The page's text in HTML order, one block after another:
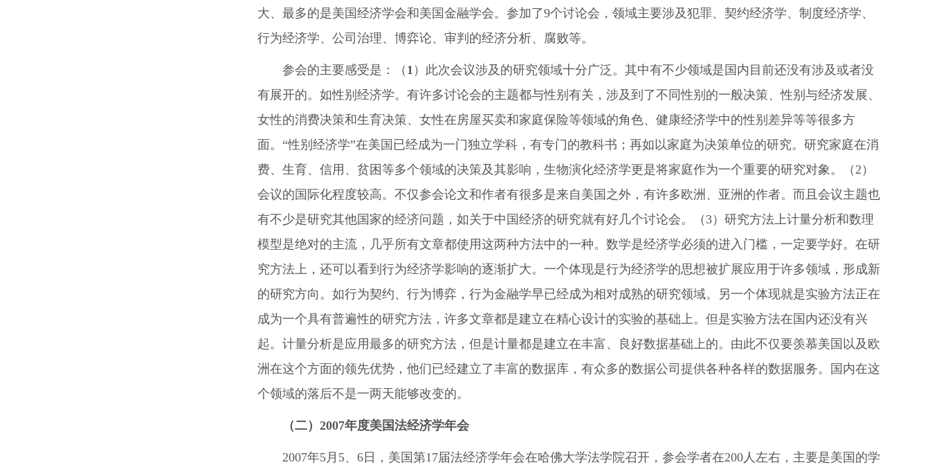
大、最多的是美国经济学会和美国金融学会。参加了9个讨论会，领域主要涉及犯罪、契约经济学、制度经济学、
行为经济学、公司治理、博弈论、审判的经济分析、腐败等。
参会的主要感受是：（ 1 ）此次会议涉及的研究领域十分广泛。其中有不少领域是国内目前还没有涉及或者没
有展开的。如性别经济学。有许多讨论会的主题都与性别有关，涉及到了不同性别的一般决策、性别与经济发展、
女性的消费决策和生育决策、女性在房屋买卖和家庭保险等领域的角色、健康经济学中的性别差异等等很多方
面。“性别经济学”在美国已经成为一门独立学科，有专门的教科书；再如以家庭为决策单位的研究。研究家庭在消
费、生育、信用、贫困等多个领域的决策及其影响，生物演化经济学更是将家庭作为一个重要的研究对象。（2）
会议的国际化程度较高。不仅参会论文和作者有很多是来自美国之外，有许多欧洲、亚洲的作者。而且会议主题也
有不少是研究其他国家的经济问题，如关于中国经济的研究就有好几个讨论会。（3）研究方法上计量分析和数理
模型是绝对的主流，几乎所有文章都使用这两种方法中的一种。数学是经济学必须的进入门槛，一定要学好。在研
究方法上，还可以看到行为经济学影响的逐渐扩大。一个体现是行为经济学的思想被扩展应用于许多领域，形成新
的研究方向。如行为契约、行为博弈，行为金融学早已经成为相对成熟的研究领域。另一个体现就是实验方法正在
成为一个具有普遍性的研究方法，许多文章都是建立在精心设计的实验的基础上。但是实验方法在国内还没有兴
起。计量分析是应用最多的研究方法，但是计量都是建立在丰富、良好数据基础上的。由此不仅要羡慕美国以及欧
洲在这个方面的领先优势，他们已经建立了丰富的数据库，有众多的数据公司提供各种各样的数据服务。国内在这
个领域的落后不是一两天能够改变的。
（二）2007年度美国法经济学年会
2007年5月5、6日，美国第17届法经济学年会在哈佛大学法学院召开，参会学者在200人左右，主要是美国的学